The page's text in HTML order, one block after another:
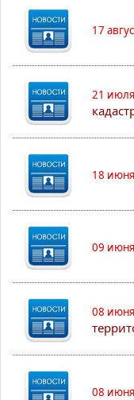
17
21
18
09
08
08